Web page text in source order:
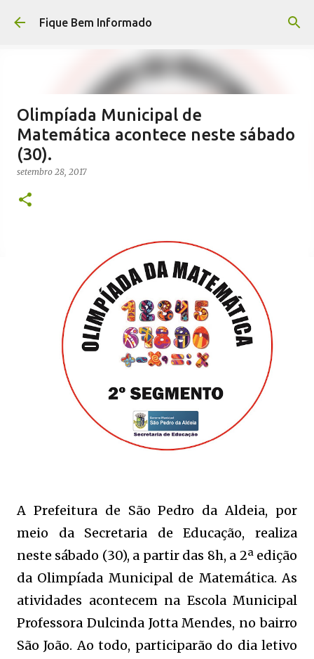
Pular para o conteúdo principal
Fique Bem Informado
Olimpíada Municipal de
Matemática acontece neste sábado
(30).
setembro 28, 2017
A Prefeitura de São Pedro da Aldeia, por
meio da Secretaria de Educação, realiza
neste sábado (30), a partir das 8h, a 2ª edição
da Olimpíada Municipal de Matemática. As
atividades acontecem na Escola Municipal
Professora Dulcinda Jotta Mendes, no bairro
São João. Ao todo, participarão do dia letivo